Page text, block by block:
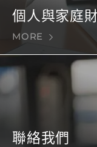
個人與家庭
MORE
聯絡我們